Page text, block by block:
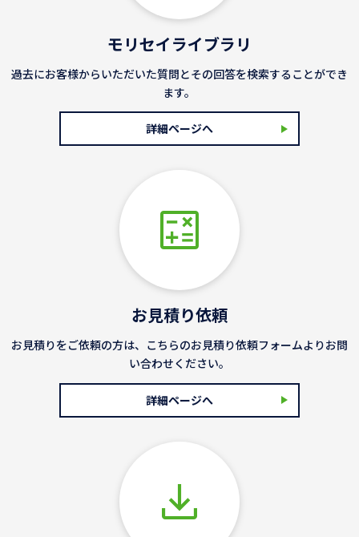
モリセイライブラリ
過去にお客様からいただいた質問とその回答を検索することができ
ます。
詳細ページへ
お見積り依頼
お見積りをご依頼の方は、こちらのお見積り依頼フォームよりお問
い合わせください。
詳細ページへ